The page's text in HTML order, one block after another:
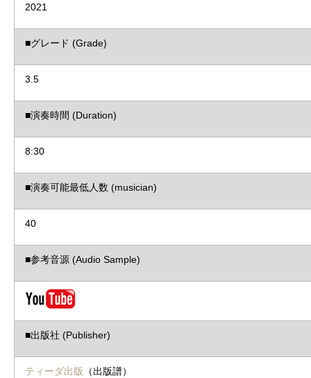
2021
■グレード (Grade)
3.5
■演奏時間 (Duration)
8:30
■演奏可能最低人数 (musician)
40
■参考音源 (Audio Sample)
■出版社 (Publisher)
ティーダ出版 （出版譜）